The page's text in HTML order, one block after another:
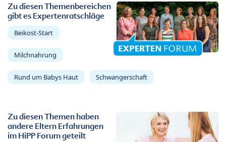
Zu diesen Themenbereichen
gibt es Expertenratschläge
Beikost-Start
Milchnahrung
Rund um Babys Haut Schwangerschaft
Zu diesen Themen haben
andere Eltern Erfahrungen
im HiPP Forum geteilt